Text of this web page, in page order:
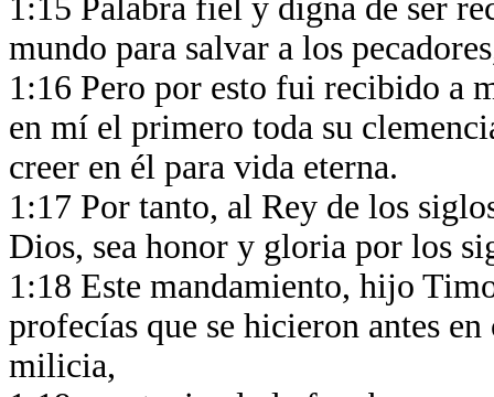
1:15 Palabra fiel y digna de ser
mundo para salvar a los
1:16 Pero por esto fui recibido a
en mí el primero toda su
creer en él para vida eterna.
1:17 Por tanto, al Rey de los
Dios, sea honor y gloria por los
1:18 Este mandamiento, hijo
profecías que se hicieron antes
milicia,